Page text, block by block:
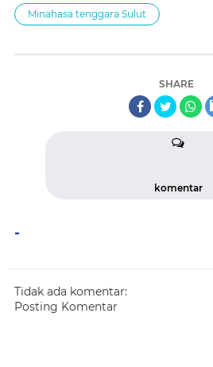
Minahasa tenggara Sulut
SHARE
komentar
-
Tidak ada komentar:
Posting Komentar